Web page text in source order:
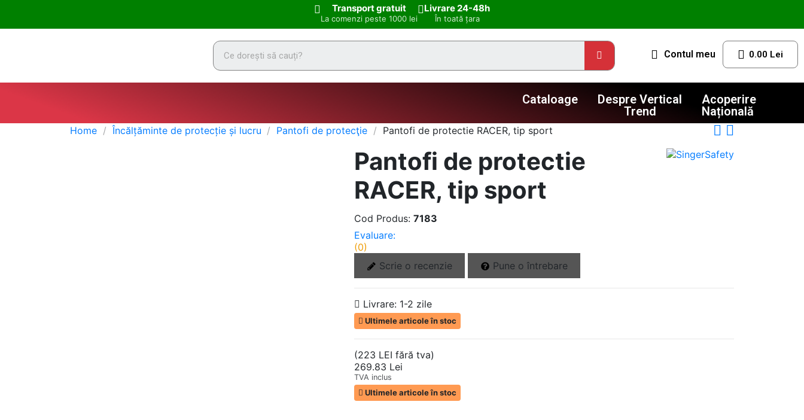
Transport gratuit
La comenzi peste 1000 lei
Livrare 24-48h
În toată țara
Contul meu 0.00 Lei
Cataloage
Despre Vertical
Trend
Acoperire
Națională
Home Încălțăminte de protecție și lucru Pantofi de protecţie Pantofi de protectie RACER, tip sport
Pantofi de protectie
RACER, tip sport
Cod Produs: 7183
Evaluare:
(0)
Scrie o recenzie
Pune o întrebare
Livrare: 1-2 zile
Ultimele articole în stoc
(223 LEI fără tva)
269.83 Lei
TVA inclus
Ultimele articole în stoc